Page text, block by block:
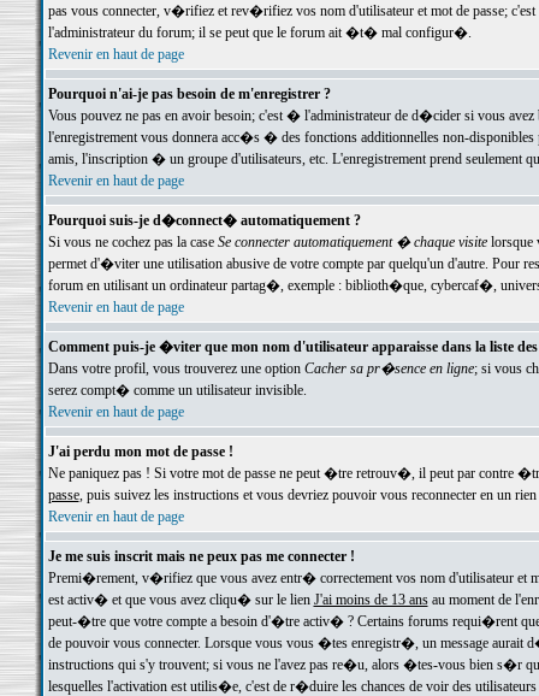
pas vous connecter, v�rifiez et rev�rifiez vos nom d'utilisateur et mot de passe;
l'administrateur du forum; il se peut que le forum ait �t� mal configur�.
Revenir en haut de page
Pourquoi n'ai-je pas besoin de m'enregistrer ?
Vous pouvez ne pas en avoir besoin; c'est � l'administrateur de d�cider si vous
l'enregistrement vous donnera acc�s � des fonctions additionnelles non-
amis, l'inscription � un groupe d'utilisateurs, etc. L'enregistrement prend seulement
Revenir en haut de page
Pourquoi suis-je d�connect� automatiquement ?
Si vous ne cochez pas la case Se connecter automatiquement � chaque visitelorsque
permet d'�viter une utilisation abusive de votre compte par quelqu'un d'autre. Pour
forum en utilisant un ordinateur partag�, exemple : biblioth�que, cybercaf�,
Revenir en haut de page
Comment puis-je �viter que mon nom d'utilisateur apparaisse dans la liste
Dans votre profil, vous trouverez une option Cacher sa pr�sence en ligne; si vous
serez compt� comme un utilisateur invisible.
Revenir en haut de page
J'ai perdu mon mot de passe !
Ne paniquez pas ! Si votre mot de passe ne peut �tre retrouv�, il peut par contre
passe, puis suivez les instructions et vous devriez pouvoir vous reconnecter en un rien
Revenir en haut de page
Je me suis inscrit mais ne peux pas me connecter !
Premi�rement, v�rifiez que vous avez entr� correctement vos nom d'utilisateur
est activ� et que vous avez cliqu� sur le lien J'ai moins de 13 ansau moment de
peut-�tre que votre compte a besoin d'�tre activ� ? Certains forums requi�rent
de pouvoir vous connecter. Lorsque vous vous �tes enregistr�, un message aurait
instructions qui s'y trouvent; si vous ne l'avez pas re�u, alors �tes-vous bien s�r
lesquelles l'activation est utilis�e, c'est de r�duire les chances de voir des